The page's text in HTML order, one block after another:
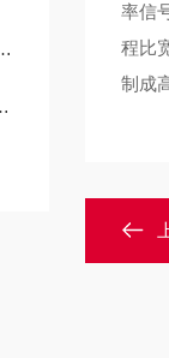
率信
程比
制成